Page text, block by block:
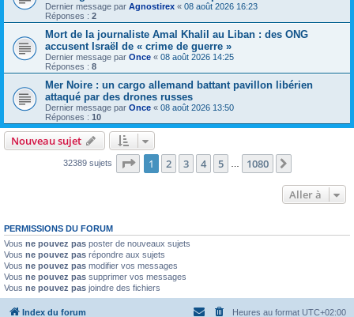
Dernier message par Agnostirex « 08 août 2026 16:23
Réponses : 2
Mort de la journaliste Amal Khalil au Liban : des ONG
accusent Israël de « crime de guerre »
Dernier message par Once « 08 août 2026 14:25
Réponses : 8
Mer Noire : un cargo allemand battant pavillon libérien
attaqué par des drones russes
Dernier message par Once « 08 août 2026 13:50
Réponses : 10
Nouveau sujet
32389 sujets Page 1sur1080
1 2 3 4 5 1080
Aller à
PERMISSIONS DU FORUM
Vous ne pouvez pas poster de nouveaux sujets
Vous ne pouvez pas répondre aux sujets
Vous ne pouvez pas modifier vos messages
Vous ne pouvez pas supprimer vos messages
Vous ne pouvez pas joindre des fichiers
Index du forum Heures au format UTC+02:00